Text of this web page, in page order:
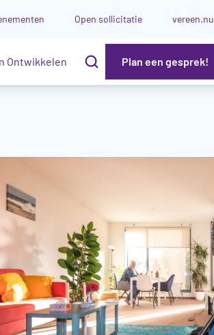
Open sollicitatie vereen.nu
Ontwikkelen Plan een gesprek!